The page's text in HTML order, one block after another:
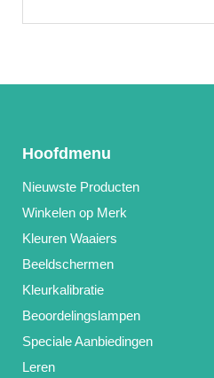
Hoofdmenu
Nieuwste Producten
Winkelen op Merk
Kleuren Waaiers
Beeldschermen
Kleurkalibratie
Beoordelingslampen
Speciale Aanbiedingen
Leren